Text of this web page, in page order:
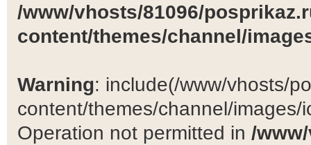
/www/vhosts/81096/
content/themes/channel/
Warning: include(/www/vhosts/
content/themes/channel/
Operation not permitted in /